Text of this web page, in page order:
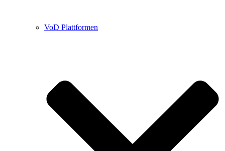
VoD Plattformen